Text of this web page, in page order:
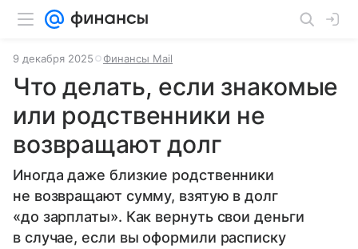
9 декабря 2025 Финансы Mail
Что делать, если знакомые
или родственники не
возвращают долг
Иногда даже близкие родственники
не возвращают сумму, взятую в долг
«до зарплаты». Как вернуть свои деньги
в случае, если вы оформили расписку